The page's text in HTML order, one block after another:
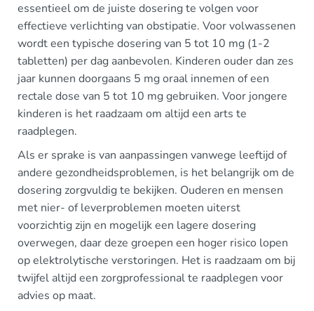
essentieel om de juiste dosering te volgen voor
effectieve verlichting van obstipatie. Voor volwassenen
wordt een typische dosering van 5 tot 10 mg (1-2
tabletten) per dag aanbevolen. Kinderen ouder dan zes
jaar kunnen doorgaans 5 mg oraal innemen of een
rectale dose van 5 tot 10 mg gebruiken. Voor jongere
kinderen is het raadzaam om altijd een arts te
raadplegen.
Als er sprake is van aanpassingen vanwege leeftijd of
andere gezondheidsproblemen, is het belangrijk om de
dosering zorgvuldig te bekijken. Ouderen en mensen
met nier- of leverproblemen moeten uiterst
voorzichtig zijn en mogelijk een lagere dosering
overwegen, daar deze groepen een hoger risico lopen
op elektrolytische verstoringen. Het is raadzaam om bij
twijfel altijd een zorgprofessional te raadplegen voor
advies op maat.